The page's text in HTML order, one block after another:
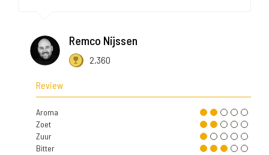
Remco Nijssen
2.360
Review
Aroma
Zoet
Zuur
Bitter